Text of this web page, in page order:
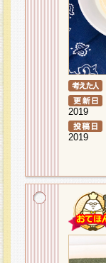
2019
2019